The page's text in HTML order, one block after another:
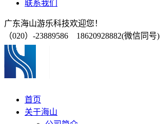
联系我们
广东海山游乐科技欢迎您！
（020）-23889586 18620928882(微信同号)
首页
关于海山